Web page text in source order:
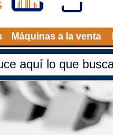
Máquinas a la venta